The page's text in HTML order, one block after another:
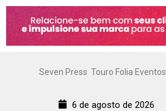
Seven Press Touro Folia Eventos
6 de agosto de 2026